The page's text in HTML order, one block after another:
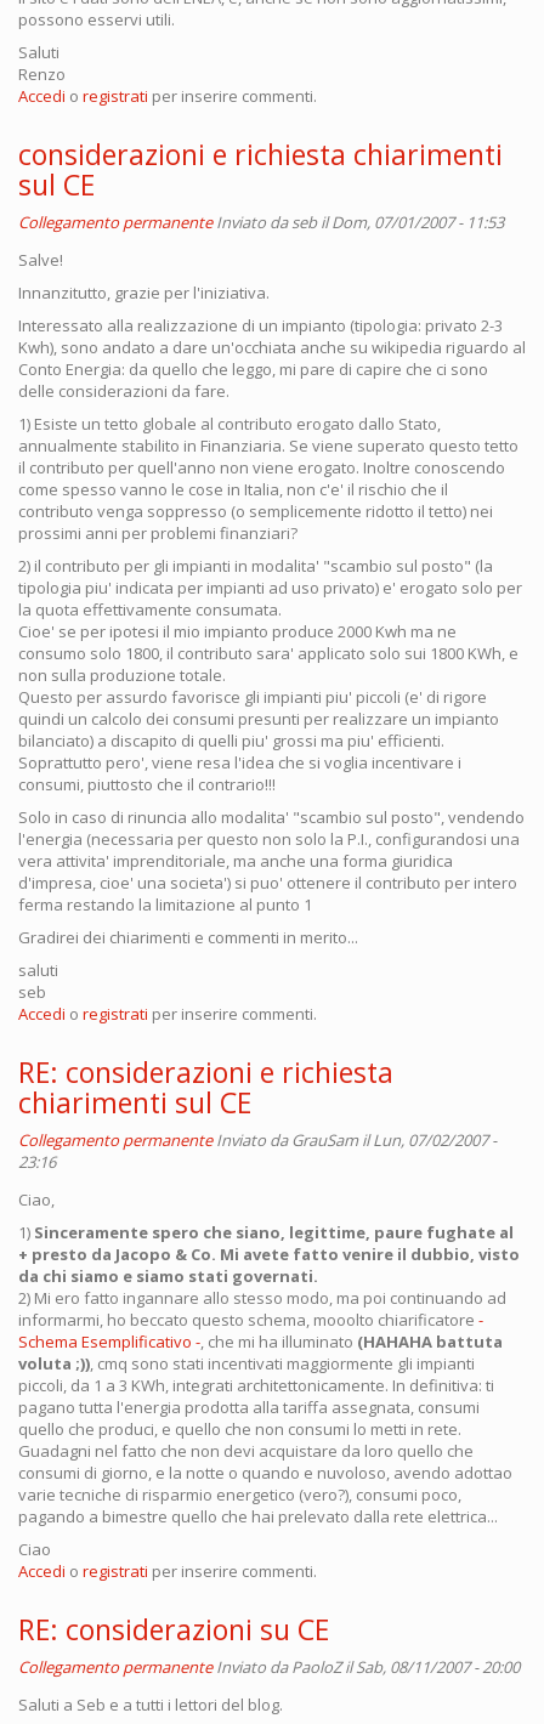
possono esservi utili.
Saluti
Renzo
Accedi o registrati per inserire commenti.
considerazioni e richiesta chiarimenti
sul CE
Collegamento permanente Inviato da sebil Dom, 07/01/2007 - 11:53
Salve!
Innanzitutto, grazie per l'iniziativa.
Interessato alla realizzazione di un impianto (tipologia: privato 2-3
Kwh), sono andato a dare un'occhiata anche su wikipedia riguardo al
Conto Energia: da quello che leggo, mi pare di capire che ci sono
delle considerazioni da fare.
1) Esiste un tetto globale al contributo erogato dallo Stato,
annualmente stabilito in Finanziaria. Se viene superato questo tetto
il contributo per quell'anno non viene erogato. Inoltre conoscendo
come spesso vanno le cose in Italia, non c'e' il rischio che il
contributo venga soppresso (o semplicemente ridotto il tetto) nei
prossimi anni per problemi finanziari?
2) il contributo per gli impianti in modalita' "scambio sul posto" (la
tipologia piu' indicata per impianti ad uso privato) e' erogato solo per
la quota effettivamente consumata.
Cioe' se per ipotesi il mio impianto produce 2000 Kwh ma ne
consumo solo 1800, il contributo sara' applicato solo sui 1800 KWh, e
non sulla produzione totale.
Questo per assurdo favorisce gli impianti piu' piccoli (e' di rigore
quindi un calcolo dei consumi presunti per realizzare un impianto
bilanciato) a discapito di quelli piu' grossi ma piu' efficienti.
Soprattutto pero', viene resa l'idea che si voglia incentivare i
consumi, piuttosto che il contrario!!!
Solo in caso di rinuncia allo modalita' "scambio sul posto", vendendo
l'energia (necessaria per questo non solo la P.I., configurandosi una
vera attivita' imprenditoriale, ma anche una forma giuridica
d'impresa, cioe' una societa') si puo' ottenere il contributo per intero
ferma restando la limitazione al punto 1
Gradirei dei chiarimenti e commenti in merito...
saluti
seb
Accedi o registrati per inserire commenti.
RE: considerazioni e richiesta
chiarimenti sul CE
Collegamento permanente Inviato daGrauSamil Lun, 07/02/2007 -
23:16
Ciao,
1) Sinceramente spero che siano, legittime, paure fughate al
+ presto da Jacopo & Co. Mi avete fatto venire il dubbio, visto
da chi siamo e siamo stati governati.
2) Mi ero fatto ingannare allo stesso modo, ma poi continuando ad
informarmi, ho beccato questo schema, mooolto chiarificatore -
Schema Esemplificativo - , che mi ha illuminato (HAHAHA battuta
voluta ;)) , cmq sono stati incentivati maggiormente gli impianti
piccoli, da 1 a 3 KWh, integrati architettonicamente. In definitiva: ti
pagano tutta l'energia prodotta alla tariffa assegnata, consumi
quello che produci, e quello che non consumi lo metti in rete.
Guadagni nel fatto che non devi acquistare da loro quello che
consumi di giorno, e la notte o quando e nuvoloso, avendo adottao
varie tecniche di risparmio energetico (vero?), consumi poco,
pagando a bimestre quello che hai prelevato dalla rete elettrica...
Ciao
Accedi o registrati per inserire commenti.
RE: considerazioni su CE
Collegamento permanente Inviato daPaoloZil Sab, 08/11/2007 - 20:00
Saluti a Seb e a tutti i lettori del blog.